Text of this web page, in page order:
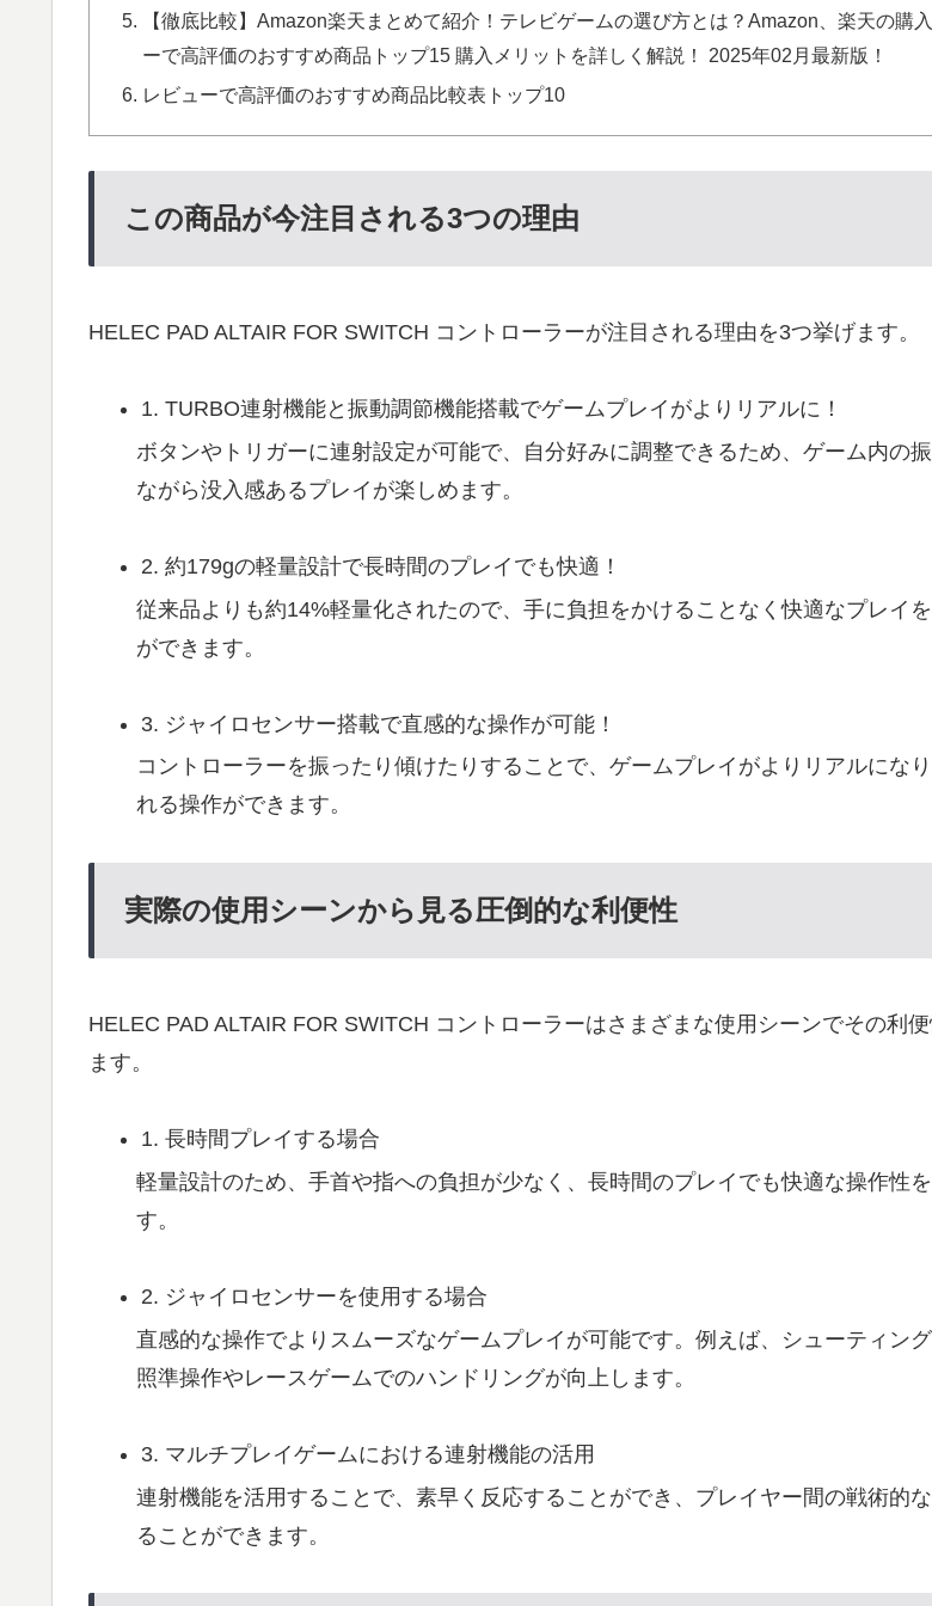
【徹底比較】Amazon楽天まとめて紹介！テレビゲームの選び方とは？Amazon、楽天の購
ーで高評価のおすすめ商品トップ15 購入メリットを詳しく解説！ 2025年02月最新版！
レビューで高評価のおすすめ商品比較表トップ10
この商品が今注目される3つの理由
HELEC PAD ALTAIR FOR SWITCH コントローラーが注目される理由を3つ挙げます。
1. TURBO連射機能と振動調節機能搭載でゲームプレイがよりリアルに！
ボタンやトリガーに連射設定が可能で、自分好みに調整できるため、ゲーム内の
ながら没入感あるプレイが楽しめます。
2. 約179gの軽量設計で長時間のプレイでも快適！
従来品よりも約14%軽量化されたので、手に負担をかけることなく快適なプレイ
ができます。
3. ジャイロセンサー搭載で直感的な操作が可能！
コントローラーを振ったり傾けたりすることで、ゲームプレイがよりリアルにな
れる操作ができます。
実際の使用シーンから見る圧倒的な利便性
HELEC PAD ALTAIR FOR SWITCH コントローラーはさまざまな使用シーンでその利
ます。
1. 長時間プレイする場合
軽量設計のため、手首や指への負担が少なく、長時間のプレイでも快適な操作性
す。
2. ジャイロセンサーを使用する場合
直感的な操作でよりスムーズなゲームプレイが可能です。例えば、シューティン
照準操作やレースゲームでのハンドリングが向上します。
3. マルチプレイゲームにおける連射機能の活用
連射機能を活用することで、素早く反応することができ、プレイヤー間の戦術的
ることができます。